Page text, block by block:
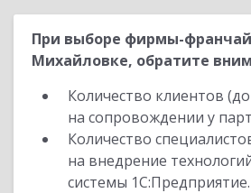
При выборе фирмы-
Михайловке, обратите
Количество клиентов
на сопровождении у
Количество
на внедрение
системы 1С:Предприятие.